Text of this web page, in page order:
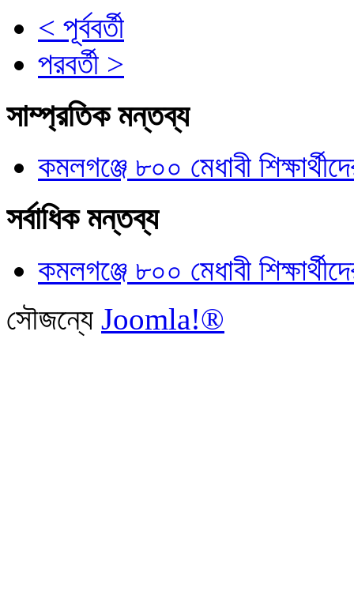
< পূর্ববর্তী
পরবর্তী >
সাম্প্রতিক মন্তব্য
কমলগঞ্জে ৮০০ মেধাবী
সর্বাধিক মন্তব্য
কমলগঞ্জে ৮০০ মেধাবী
সৌজন্যে Joomla!®